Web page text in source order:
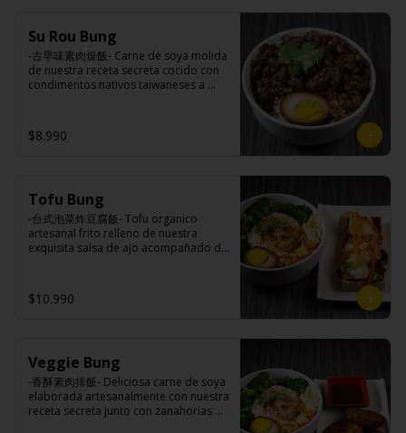
Principal: Champiñones premiums,
pimienta sal (pimienta, sal, ajo,
cebollín, azúcar), huevo, aceite, agua,
maicena, harina tapioca, harina trigo,
reemplazo, consultar disponibilidad),
comino, paprika, pimienta, azúcar,
huevo, jengibre, cebollín, salsa de
soya, ajo, agua, azúcar, mix de hierbas
(canela, anís, pimienta y comino), mirin
(azúcar, arroz, agua, alcohol).
Su Rou Bung
-古早味素肉燥飯- Carne de soya molida
de nuestra receta secreta cocido con
condimentos nativos taiwaneses a
huevo estilo Taiwán. (APTO VEGANO)
Principal: Carne de soya, champiñón
shitake, ajo, cebolla morada, salsa de
soya, sal, trigo, azúcar, condimento
champiñón (extracto de champiñón
taiwanes, extracto de apio, extracto de
vegana (trigo, soya, shitake, sal, maíz),
brocoli (o choclo con pepino en su
reemplazo, consultar disponibilidad),
zanahoria, ajo, sal, extracto de
champiñón taiwanes, extracto de apio,
extracto de repollo, poroto de soya,
$8.990
Tofu Bung
-台式泡菜炸豆腐飯- Tofu organico
artesanal frito relleno de nuestra
exquisita salsa de ajo acompañado de
huevo estilo Taiwán. (APTO VEGANO)
Principal: Tofu de poroto de soya,
salsa de ajo (ajo, salsa de tomate,
azúcar, sal, salsa de soya y harina de
tapioca), pickle (repollo, zanahoria,
vinagre de vino blanco, azúcar, melón
$10.990
Veggie Bung
-香酥素肉排飯- Deliciosa carne de soya
elaborada artesanalmente con nuestra
receta secreta junto con zanahorias